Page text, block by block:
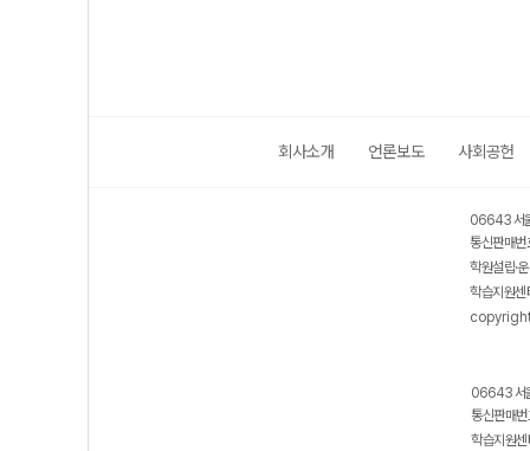
회사소개 언론보도 사회공헌
06643 서
통신판매
학원설립·
학습지원
06643 서
통신판매
학습지원